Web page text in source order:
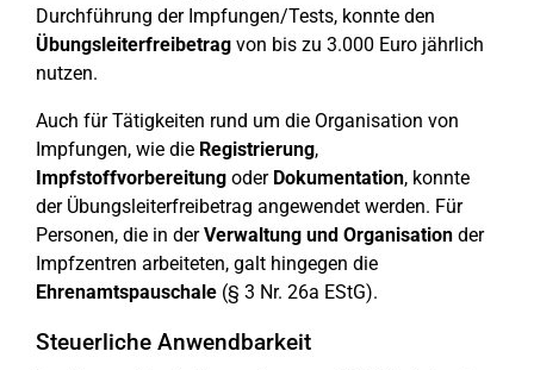
Durchführung der Impfungen/Tests, konnte den
Übungsleiterfreibetrag von bis zu 3.000 Euro jährlich
nutzen.
Auch für Tätigkeiten rund um die Organisation von
Impfungen, wie die Registrierung,
Impfstoffvorbereitung oder Dokumentation, konnte
der Übungsleiterfreibetrag angewendet werden. Für
Personen, die in derVerwaltung und Organisation der
Impfzentren arbeiteten, galt hingegen die
Ehrenamtspauschale (§ 3 Nr. 26a EStG).
Steuerliche Anwendbarkeit